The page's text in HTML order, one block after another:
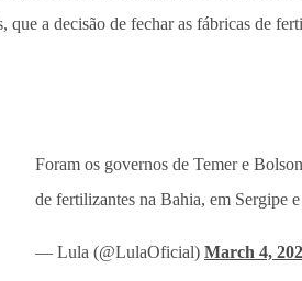
que a decisão de fechar as fábricas de
Foram os governos de Temer e
de fertilizantes na Bahia, em Sergipe
— Lula (@LulaOficial) March 4,